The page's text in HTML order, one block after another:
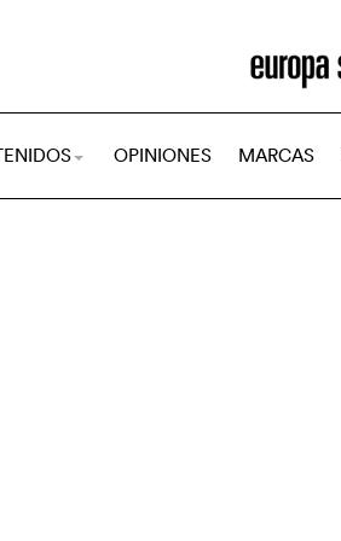
OPINIONES MARCAS